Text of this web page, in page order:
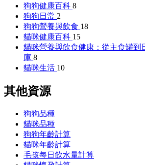
狗狗健康百科 8
狗狗日常 2
狗狗營養與飲食 18
貓咪健康百科 15
貓咪營養與飲食健康：從主食罐到
庫 8
貓咪生活 10
其他資源
狗狗品種
貓咪品種
狗狗年齡計算
貓咪年齡計算
毛孩每日飲水量計算